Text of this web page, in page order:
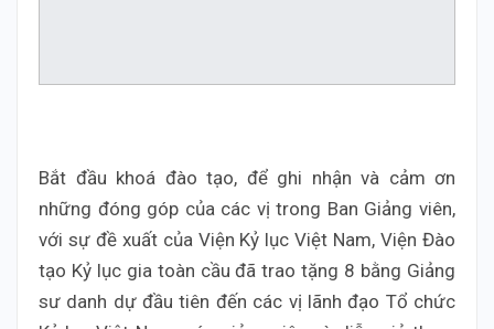
Bắt đầu khoá đào tạo, để ghi nhận và cảm ơn
những đóng góp của các vị trong Ban Giảng viên,
với sự đề xuất của Viện Kỷ lục Việt Nam, Viện Đào
tạo Kỷ lục gia toàn cầu đã trao tặng 8 bằng Giảng
sư danh dự đầu tiên đến các vị lãnh đạo Tổ chức